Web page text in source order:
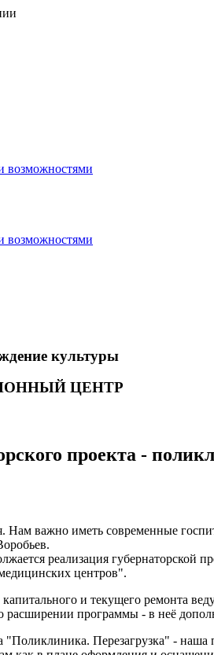
возможностями
возможностями
культуры
ЦЕНТР
проекта -
Нам важно иметь современные
реализация губернаторской
центров".
и текущего ремонта
расширении программы - в неё
"Поликлиника. Перезагрузка" -